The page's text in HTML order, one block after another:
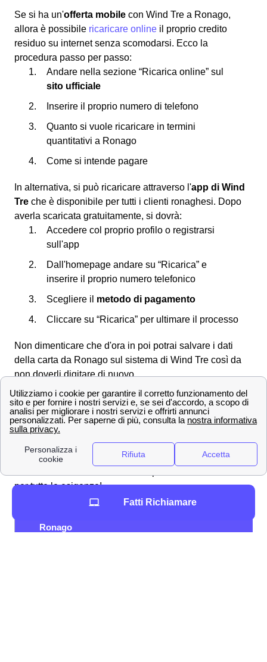
Se si ha un'offerta mobile con Wind Tre a Ronago,
allora è possibile ricaricare online il proprio credito
residuo su internet senza scomodarsi. Ecco la
procedura passo per passo:
Andare nella sezione “Ricarica online” sul
sito ufficiale
Inserire il proprio numero di telefono
Quanto si vuole ricaricare in termini
quantitativi a Ronago
Come si intende pagare
In alternativa, si può ricaricare attraverso l'app di Wind
Tre che è disponibile per tutti i clienti ronaghesi. Dopo
averla scaricata gratuitamente, si dovrà:
Accedere col proprio profilo o registrarsi
sull'app
Dall'homepage andare su “Ricarica” e
inserire il proprio numero telefonico
Scegliere il metodo di pagamento
Cliccare su “Ricarica” per ultimare il processo
Non dimenticare che d'ora in poi potrai salvare i dati
della carta da Ronago sul sistema di Wind Tre così da
non doverli digitare di nuovo.
Scopri le offerte Wind Tre a Ronago e la velocità di
connessione
Offerte Wind Tre nella città di Ronago
Gigante della telefonia e del mobile, Wind Tre propone
per i clienti di Ronago tantissime offerte su misura per
per tutte le esigenze!
Ronago
Fatti Richiamare